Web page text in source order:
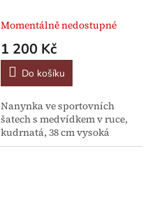
Momentálně nedostupné
1 200 Kč
Do košíku
Nanynka ve sportovních
šatech s medvídkem v ruce,
kudrnatá, 38 cm vysoká